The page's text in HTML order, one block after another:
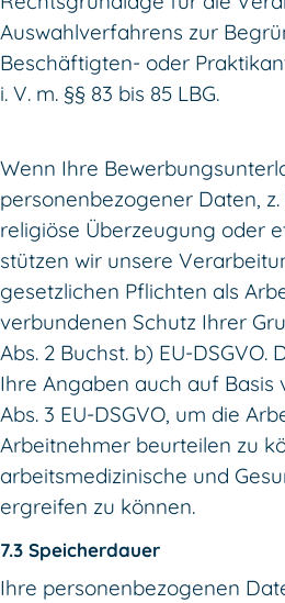
Auswahlverfahrens zur
Beschäftigten- oder
i. V. m. §§ 83 bis 85 LBG.
Wenn Ihre
personenbezogener Daten,
religiöse Überzeugung oder
stützen wir unsere
gesetzlichen Pflichten als
verbundenen Schutz Ihrer
Abs. 2 Buchst. b) EU-
Ihre Angaben auch auf Basis
Abs. 3 EU-DSGVO, um die
Arbeitnehmer beurteilen zu
arbeitsmedizinische und
ergreifen zu können.
7.3 Speicherdauer
Ihre personenbezogenen